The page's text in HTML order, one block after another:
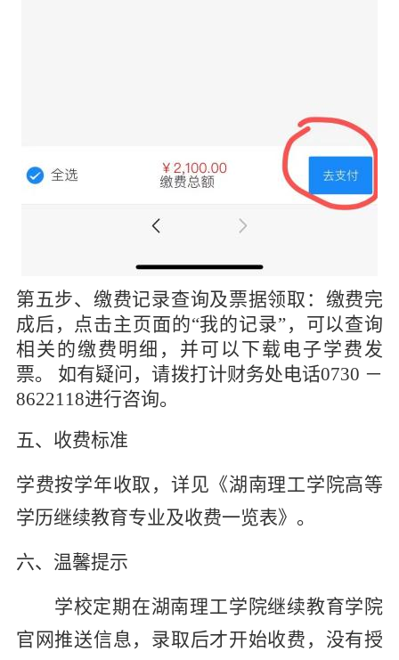
第五步、缴费记录查询及票据领取：缴费完
成后，点击主页面的“我的记录”，可以查询
相关的缴费明细，并可以下载电子学费发
票。
如有疑问，请拨打计财务处电话0730 －
8622118进行咨询。
五、收费标准
学费按学年收取，详见《湖南理工学院高等
学历继续教育专业及收费一览表》。
六、温馨提示
学校定期在湖南理工学院继续教育学院
官网推送信息，录取后才开始收费，没有授